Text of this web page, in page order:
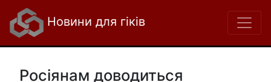
Новини для гіків
Росіянам доводиться